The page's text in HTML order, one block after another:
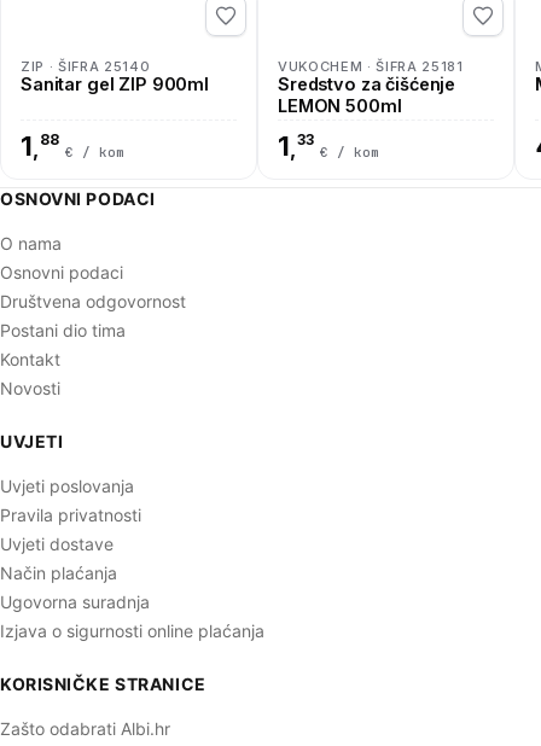
ZIP · ŠIFRA 25140
Sanitar gel ZIP 900ml
1, 88
€ / kom
VUKOCHEM · ŠIFRA 25181
Sredstvo za čišćenje
LEMON 500ml
1,33
€ / kom
OSNOVNI PODACI
O nama
Osnovni podaci
Društvena odgovornost
Postani dio tima
Kontakt
Novosti
UVJETI
Uvjeti poslovanja
Pravila privatnosti
Uvjeti dostave
Način plaćanja
Ugovorna suradnja
Izjava o sigurnosti online plaćanja
KORISNIČKE STRANICE
Zašto odabrati Albi.hr